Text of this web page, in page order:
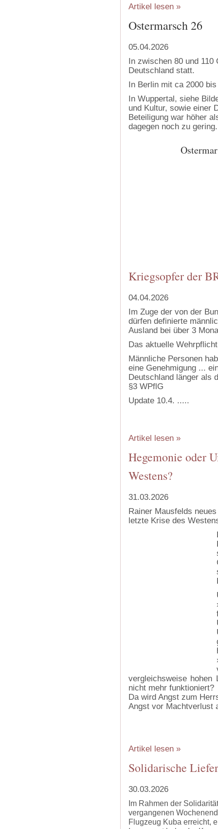
Artikel lesen »
Ostermarsch 26
05.04.2026
In zwischen 80 und 110
Deutschland statt.
In Berlin mit ca 2000
In Wuppertal, siehe
und Kultur, sowie einer
Beteiligung war höher
dagegen noch zu gering.
Kriegsopfer der
04.04.2026
Im Zuge der von der
dürfen definierte
Ausland bei über 3
Das aktuelle
Männliche Personen
eine Genehmigung ...
Deutschland länger als
§3 WPflG
Update 10.4. .....
Artikel lesen »
Hegemonie oder
Westens?
31.03.2026
Rainer Mausfelds
letzte Krise des
vergleichsweise hohen
nicht mehr funktioniert?
Da wird Angst zum
Angst vor Machtverlust
Artikel lesen »
Solidarische
30.03.2026
Im Rahmen der
vergangenen
Flugzeug Kuba erreicht,